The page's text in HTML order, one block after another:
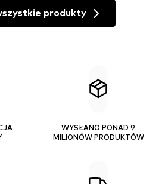
produkty
WYSŁANO PONAD 9
MILIONÓW PRODUKTÓW